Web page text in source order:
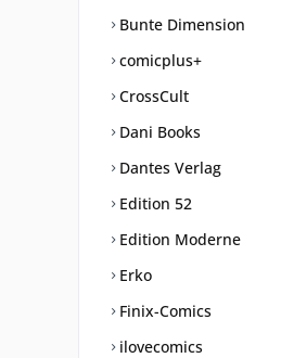
Bunte Dimension
comicplus+
CrossCult
Dani Books
Dantes Verlag
Edition 52
Edition Moderne
Erko
Finix-Comics
ilovecomics